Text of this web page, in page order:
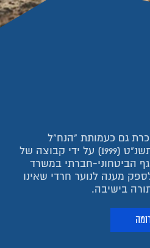
גם כעמותת "הנח"ל
החרדי") הוקמה בשנת התשנ"ט (1999) על ידי קבוצה של
הביטחוני-חברתי במשרד
מענה לנוער חרדי שאינו
בישיבה.